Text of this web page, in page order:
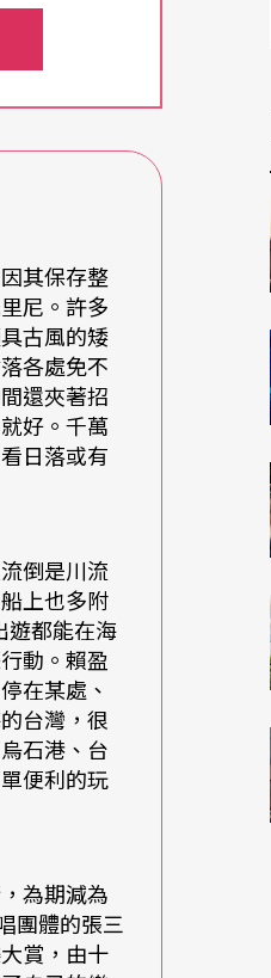
房間，承受著
其實不諳水
到廈門的鼓浪
何，一定要安
。已經跟海那
下了很多隱密
藻類，也有一
岸看，只能看
遠望，感覺又
海浪流轉，仔
眠，直到四點
等日出。」那
走著、玩著退
岸，根本不可
明方位的白
其保存整
尼。許多
古風的矮
各處免不
還夾著招
好。千萬
日落或有
倒是川流
上也多附
遊都能在海
動。賴盈
在某處、
台灣，很
石港、台
便利的玩
為期減為
團體的張三
賞，由十